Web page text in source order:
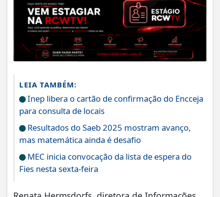
LEIA TAMBÉM:
Inep libera o cartão de confirmação do Encceja
para consulta de locais
Resultados do Saeb 2025 mostram avanço,
mas matemática ainda é desafio
MEC inicia convocação da lista de espera do
Fies nesta sexta-feira